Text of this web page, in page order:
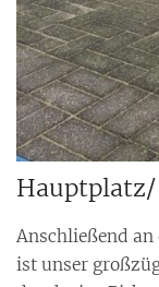
Anschließend
ist unser